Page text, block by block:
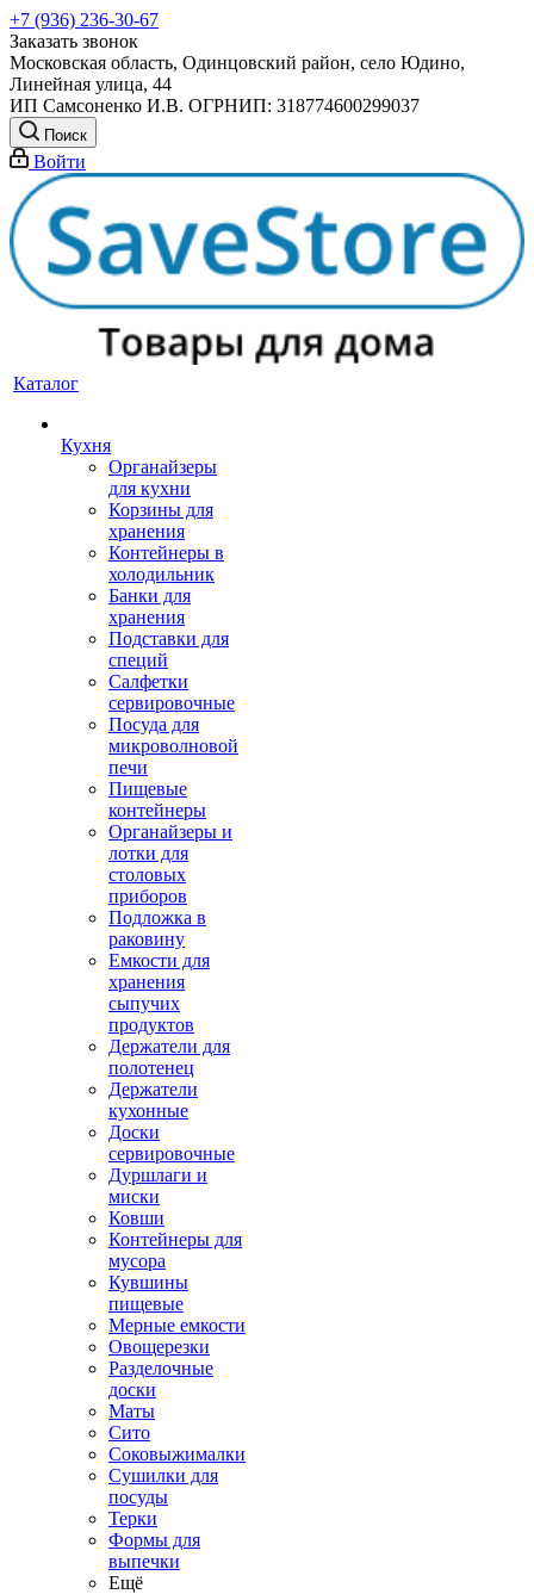
+7 (936) 236-30-67
Заказать звонок
Московская область, Одинцовский район, село Юдино,
Линейная улица, 44
ИП Самсоненко И.В. ОГРНИП: 318774600299037
Поиск
Войти
Каталог
Кухня
Органайзеры
для кухни
Корзины для
хранения
Контейнеры в
холодильник
Банки для
хранения
Подставки для
специй
Салфетки
сервировочные
Посуда для
микроволновой
печи
Пищевые
контейнеры
Органайзеры и
лотки для
столовых
приборов
Подложка в
раковину
Емкости для
хранения
сыпучих
продуктов
Держатели для
полотенец
Держатели
кухонные
Доски
сервировочные
Дуршлаги и
миски
Ковши
Контейнеры для
мусора
Кувшины
пищевые
Мерные емкости
Овощерезки
Разделочные
доски
Маты
Сито
Соковыжималки
Сушилки для
посуды
Терки
Формы для
выпечки
Ещё